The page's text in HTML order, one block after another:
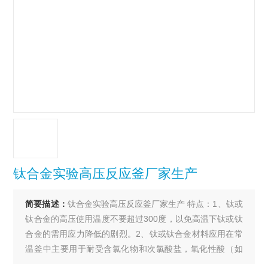
钛合金实验高压反应釜厂家生产
简要描述： 钛合金实验高压反应釜厂家生产 特点：1、钛或
钛合金的高压使用温度不要超过300度，以免高温下钛或钛
合金的需用应力降低的剧烈。2、钛或钛合金材料应用在常
温釜中主要用于耐受含氯化物和次氯酸盐，氧化性酸（如